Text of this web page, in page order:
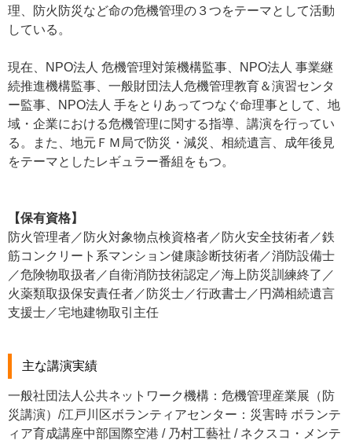
理、防火防災など命の危機管理の３つをテーマとして活動
している。
現在、NPO法人 危機管理対策機構監事、NPO法人 事業継
続推進機構監事、一般財団法人危機管理教育＆演習センタ
ー監事、NPO法人 手をとりあってつなぐ命理事として、地
域・企業における危機管理に関する指導、講演を行ってい
る。また、地元ＦＭ局で防災・減災、相続遺言、成年後見
をテーマとしたレギュラー番組をもつ。
【保有資格】
防火管理者／防火対象物点検資格者／防火安全技術者／鉄
筋コンクリート系マンション健康診断技術者／消防設備士
／危険物取扱者／自衛消防技術認定／海上防災訓練終了／
火薬類取扱保安責任者／防災士／行政書士／円満相続遺言
支援士／宅地建物取引主任
主な講演実績
一般社団法人公共ネットワーク機構：危機管理産業展（防
災講演）/江戸川区ボランティアセンター：災害時 ボランテ
ィア育成講座中部国際空港 / 乃村工藝社 / ネクスコ・メンテ